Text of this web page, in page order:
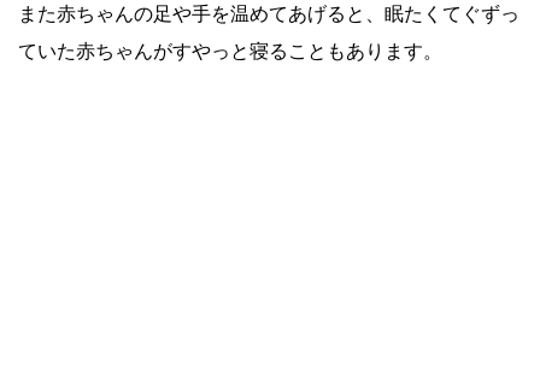
また赤ちゃんの足や手を温めてあげると、眠たくてぐずっ
ていた赤ちゃんがすやっと寝ることもあります。